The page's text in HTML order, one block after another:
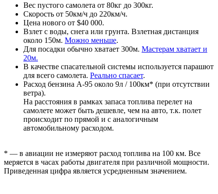
Вес пустого самолета от 80кг до 300кг.
Скорость от 50км/ч до 220км/ч.
Цена нового от $40 000.
Взлет с воды, снега или грунта. Взлетная дистанция
около 150м. Можно меньше.
Для посадки обычно хватает 300м. Мастерам хватает и
20м.
В качестве спасательной системы используется парашют
для всего самолета. Реально спасает.
Расход бензина А-95 около 9л / 100км* (при отсутствии
ветра).
На расстояния в рамках запаса топлива перелет на
самолете может быть дешевле, чем на авто, т.к. полет
происходит по прямой и с аналогичным
автомобильному расходом.
* — в авиации не измеряют расход топлива на 100 км. Все
меряется в часах работы двигателя при различной мощности.
Приведенная цифра является усредненным значением.